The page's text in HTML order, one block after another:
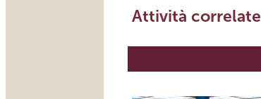
Attività correlate